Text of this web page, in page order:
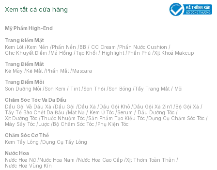
Xem tất cả cửa hàng
Mỹ Phẩm High-End
Trang Điểm Mặt
Kem Lót /Kem Nền /Phấn Nền /BB / CC Cream /Phấn Nước Cushion /
Che Khuyết Điểm /Má Hồng /Tạo Khối / Highlight /Phấn Phủ /Xịt Khoá Makeup
Trang Điểm Mắt
Kẻ Mày /Kẻ Mắt /Phấn Mắt /Mascara
Trang Điểm Môi
Son Dưỡng Môi /Son Kem / Tint /Son Thỏi /Son Bóng /Tẩy Trang Mắt / Môi
Chăm Sóc Tóc Và Da Đầu
Dầu Gội Và Dầu Xả /Dầu Gội /Dầu Xả /Dầu Gội Khô /Dầu Gội Xả 2in1 /Bộ Gội Xả /
Tẩy Tế Bào Chết Da Đầu /Mặt Nạ / Kem Ủ Tóc /Serum / Dầu Dưỡng Tóc /
Xịt Dưỡng Tóc /Thuốc Nhuộm Tóc /Sản Phẩm Tạo Kiểu Tóc /Dụng Cụ Chăm Sóc Tóc /
Máy Sấy Tóc /Lược /Bộ Chăm Sóc Tóc /Phụ Kiện Tóc
Chăm Sóc Cơ Thể
Kem Tẩy Lông /Dụng Cụ Tẩy Lông
Nước Hoa
Nước Hoa Nữ /Nước Hoa Nam /Nước Hoa Cao Cấp /Xịt Thơm Toàn Thân /
Nước Hoa Vùng Kín